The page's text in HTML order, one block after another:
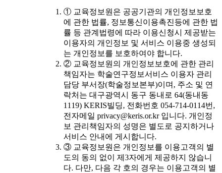
① 교육정보원은 공공기관의 개인정보보호
에 관한 법률, 정보통신이용촉진등에 관한 법
률 등 관계법령에 따라 이용신청시 제공받는
이용자의 개인정보 및 서비스 이용중 생성되
는 개인정보를 보호하여야 합니다.
② 교육정보원의 개인정보보호에 관한 관리
책임자는 학술연구정보서비스 이용자 관리
담당 부서장(학술정보본부)이며, 주소 및 연
락처는 대구광역시 동구 동내로 64(동내동
1119) KERIS빌딩, 전화번호 054-714-0114번,
전자메일 privacy@keris.or.kr 입니다. 개인정
보 관리책임자의 성명은 별도로 공지하거나
서비스 안내에 게시합니다.
③ 교육정보원은 개인정보를 이용고객의 별
도의 동의 없이 제3자에게 제공하지 않습니
다. 다만, 다음 각 호의 경우는 이용고객의 별